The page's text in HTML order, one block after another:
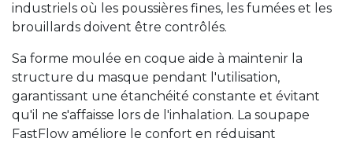
industriels où les poussières fines, les fumées et les
brouillards doivent être contrôlés.
Sa forme moulée en coque aide à maintenir la
structure du masque pendant l'utilisation,
garantissant une étanchéité constante et évitant
qu'il ne s'affaisse lors de l'inhalation. La soupape
FastFlow améliore le confort en réduisant